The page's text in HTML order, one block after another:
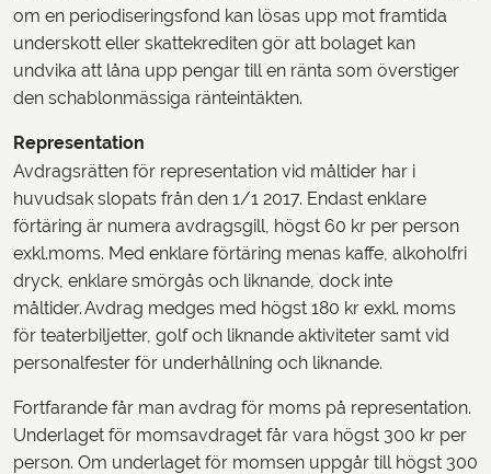
om en periodiseringsfond kan lösas upp mot framtida
underskott eller skattekrediten gör att bolaget kan
undvika att låna upp pengar till en ränta som överstiger
den schablonmässiga ränteintäkten.
Representation
Avdragsrätten för representation vid måltider har i
huvudsak slopats från den 1/1 2017. Endast enklare
förtäring är numera avdragsgill, högst 60 kr per person
exkl.moms. Med enklare förtäring menas kaffe, alkoholfri
dryck, enklare smörgås och liknande, dock inte
måltider. Avdrag medges med högst 180 kr exkl. moms
för teaterbiljetter, golf och liknande aktiviteter samt vid
personalfester för underhållning och liknande.
Fortfarande får man avdrag för moms på representation.
Underlaget för momsavdraget får vara högst 300 kr per
person. Om underlaget för momsen uppgår till högst 300